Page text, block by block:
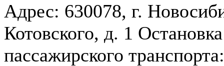
Адрес: 630078, г.
Котовского, д. 1 Остановка
пассажирского транспорта: